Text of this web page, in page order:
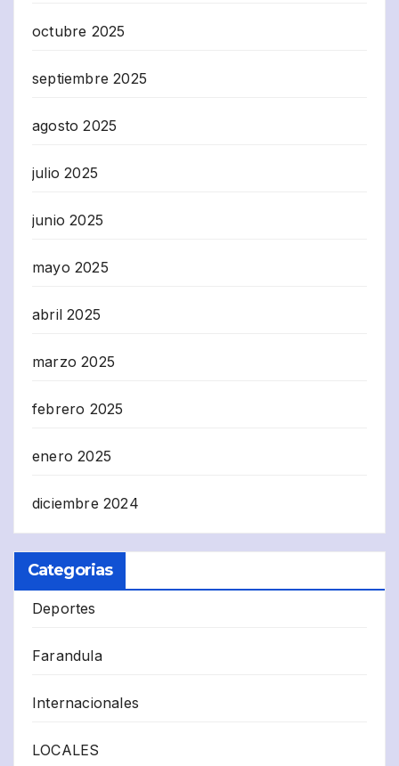
octubre 2025
septiembre 2025
agosto 2025
julio 2025
junio 2025
mayo 2025
abril 2025
marzo 2025
febrero 2025
enero 2025
diciembre 2024
Categorias
Deportes
Farandula
Internacionales
LOCALES